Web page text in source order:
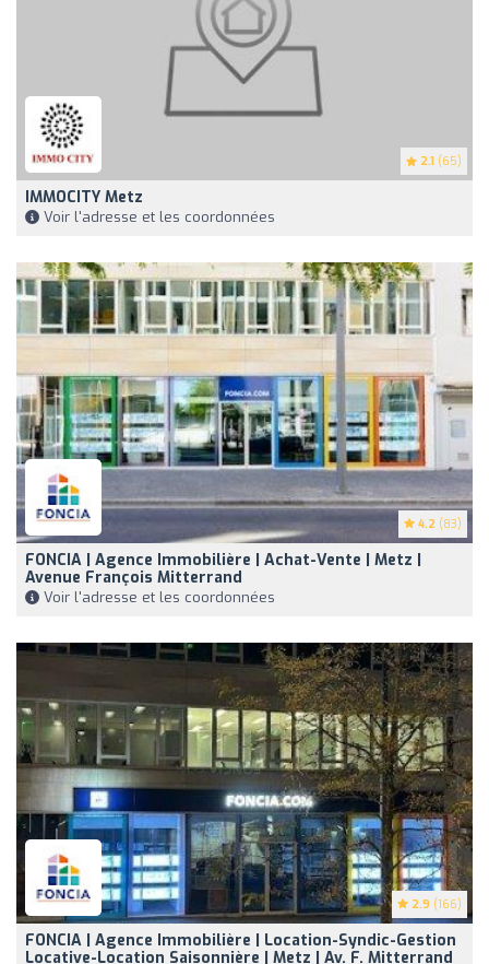
2.1 (65)
IMMOCITY Metz
Voir l'adresse et les coordonnées
4.2 (83)
FONCIA | Agence Immobilière | Achat-Vente | Metz |
Avenue François Mitterrand
Voir l'adresse et les coordonnées
2.9 (166)
FONCIA | Agence Immobilière | Location-Syndic-Gestion
Locative-Location Saisonnière | Metz | Av. F. Mitterrand